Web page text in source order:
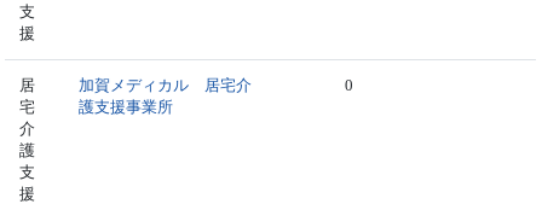
支
援
居
宅
介
護
支
援
加賀メディカル 居宅介
護支援事業所
0